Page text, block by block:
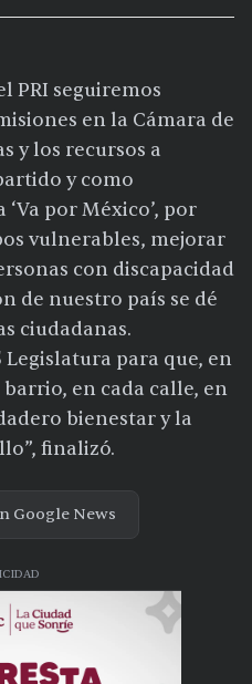
PRI seguiremos
en la Cámara de
y los recursos a
y como
por México’, por
vulnerables, mejorar
con discapacidad
de nuestro país se dé
ciudadanas.
Legislatura para que, en
en cada calle, en
bienestar y la
finalizó.
Google News